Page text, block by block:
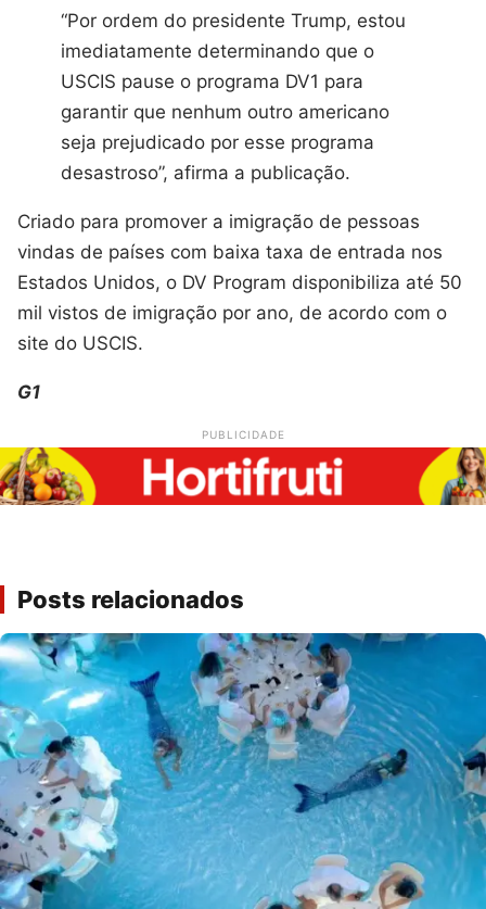
“Por ordem do presidente Trump, estou
imediatamente determinando que o
USCIS pause o programa DV1 para
garantir que nenhum outro americano
seja prejudicado por esse programa
desastroso”, afirma a publicação.
Criado para promover a imigração de pessoas
vindas de países com baixa taxa de entrada nos
Estados Unidos, o DV Program disponibiliza até 50
mil vistos de imigração por ano, de acordo com o
site do USCIS.
G1
PUBLICIDADE
Posts relacionados